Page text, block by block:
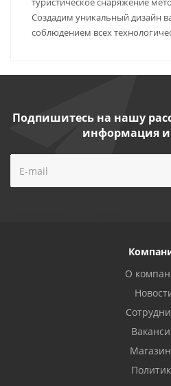
Создадим уникальный дизайн
соблюдением всех
Подпишитесь на нашу
информация и
О